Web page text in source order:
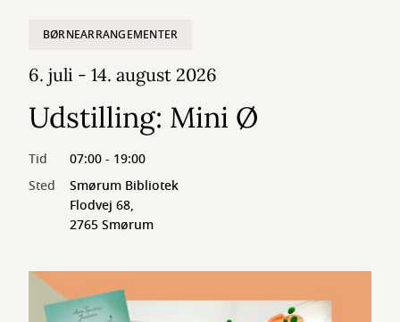
BØRNEARRANGEMENTER
6. juli - 14. august 2026
Udstilling: Mini Ø
Tid
07:00 - 19:00
Sted
Smørum Bibliotek
Flodvej 68,
2765 Smørum